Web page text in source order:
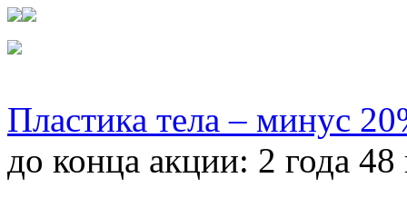
Пластика тела – минус
до конца акции: 2 года 48